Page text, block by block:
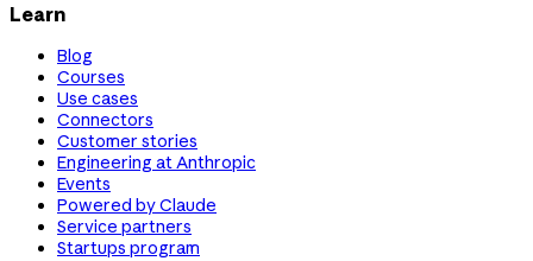
Learn
Blog
Courses
Use cases
Connectors
Customer stories
Engineering at Anthropic
Events
Powered by Claude
Service partners
Startups program